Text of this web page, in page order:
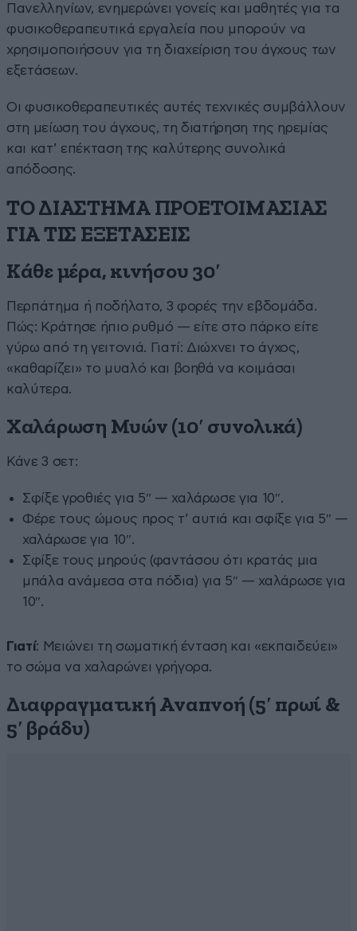
Πανελληνίων, ενημερώνει γονείς και μαθητές για τα
φυσικοθεραπευτικά εργαλεία που μπορούν να
χρησιμοποιήσουν για τη διαχείριση του άγχους των
εξετάσεων.
Οι φυσικοθεραπευτικές αυτές τεχνικές συμβάλλουν
στη μείωση του άγχους, τη διατήρηση της ηρεμίας
και κατ’ επέκταση της καλύτερης συνολικά
απόδοσης.
ΤΟ ΔΙΑΣΤΗΜΑ ΠΡΟΕΤΟΙΜΑΣΙΑΣ
ΓΙΑ ΤΙΣ ΕΞΕΤΑΣΕΙΣ
Κάθε μέρα, κινήσου 30′
Περπάτημα ή ποδήλατο, 3 φορές την εβδομάδα.
Πώς: Κράτησε ήπιο ρυθμό — είτε στο πάρκο είτε
γύρω από τη γειτονιά. Γιατί: Διώχνει το άγχος,
«καθαρίζει» το μυαλό και βοηθά να κοιμάσαι
καλύτερα.
Χαλάρωση Μυών (10′ συνολικά)
Κάνε 3 σετ:
Σφίξε γροθιές για 5″ — χαλάρωσε για 10″.
Φέρε τους ώμους προς τ’ αυτιά και σφίξε για 5″ —
χαλάρωσε για 10″.
Σφίξε τους μηρούς (φαντάσου ότι κρατάς μια
μπάλα ανάμεσα στα πόδια) για 5″ — χαλάρωσε για
10″.
Γιατί: Μειώνει τη σωματική ένταση και «εκπαιδεύει»
το σώμα να χαλαρώνει γρήγορα.
Διαφραγματική Αναπνοή (5′ πρωί &
5′ βράδυ)